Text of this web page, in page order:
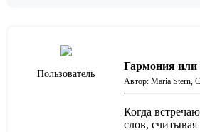
Пользователь
Гармония или
Автор: Maria Stern,
Когда
слов,